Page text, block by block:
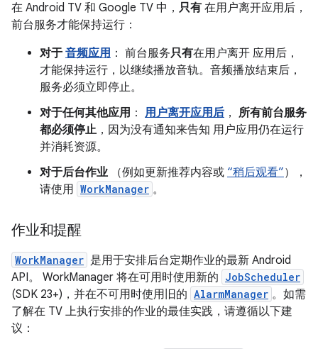
在 Android TV 和 Google TV 中， 只有 在用户离开应用后，
前台服务才能保持运行：
对于 音频应用 ： 前台服务只有在用户离开 应用后，
才能保持运行，以继续播放音轨。音频播放结束后，
服务必须立即停止。
对于任何其他应用 ： 用户离开应用后 ， 所有前台服务
都必须停止 ，因为没有通知来告知 用户应用仍在运行
并消耗资源。
对于后台作业 （例如更新推荐内容或 “稍后观看”），
请使用 WorkManager 。
作业和提醒
WorkManager 是用于安排后台定期作业的最新 Android
API。 WorkManager 将在可用时使用新的 JobScheduler
(SDK 23+)，并在不可用时使用旧的 AlarmManager 。如需
了解在 TV 上执行安排的作业的最佳实践，请遵循以下建
议：